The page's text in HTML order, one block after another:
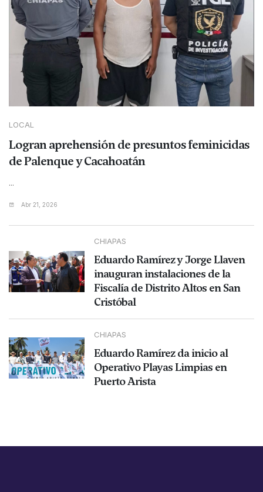
LOCAL
Logran aprehensión de presuntos feminicidas
de Palenque y Cacahoatán
...
Abr 21, 2026
CHIAPAS
Eduardo Ramírez y Jorge Llaven
inauguran instalaciones de la
Fiscalía de Distrito Altos en San
Cristóbal
CHIAPAS
Eduardo Ramírez da inicio al
Operativo Playas Limpias en
Puerto Arista